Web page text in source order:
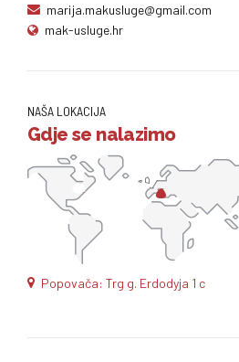
marija.makusluge@gmail.com
mak-usluge.hr
NAŠA LOKACIJA
Gdje se nalazimo
Popovača: Trg g. Erdodyja 1 c